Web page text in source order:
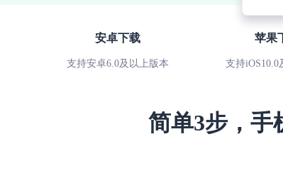
安卓下载
支持安卓6.0及以上版本
苹果
支持iOS10.0
简单3步，手